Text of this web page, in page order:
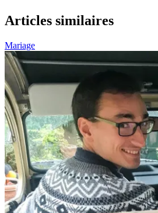
Articles similaires
Mariage